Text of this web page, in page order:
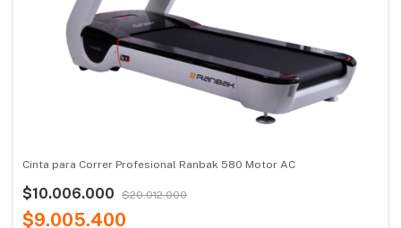
Cinta para Correr Profesional Ranbak 580 Motor AC
$10.006.000 $20.012.000
$9.005.400